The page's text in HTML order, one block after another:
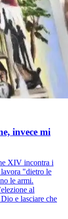
invece mi
XIV incontra i
lavora "dietro le
le armi.
al
e lasciare che